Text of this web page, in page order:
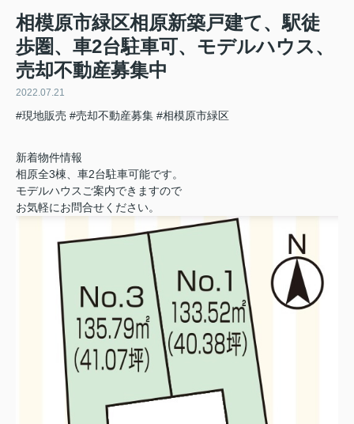
相模原市緑区相原新築戸建て、駅徒
歩圏、車2台駐車可、モデルハウス、
売却不動産募集中
2022.07.21
#現地販売 #売却不動産募集 #相模原市緑区
新着物件情報
相原全3棟、車2台駐車可能です。
モデルハウスご案内できますので
お気軽にお問合せください。